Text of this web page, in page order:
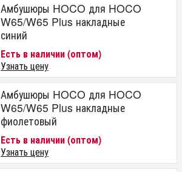
Амбушюры HOCO для HOCO
W65/W65 Plus накладные
синий
Есть в наличии (оптом)
Узнать цену
Амбушюры HOCO для HOCO
W65/W65 Plus накладные
фиолетовый
Есть в наличии (оптом)
Узнать цену